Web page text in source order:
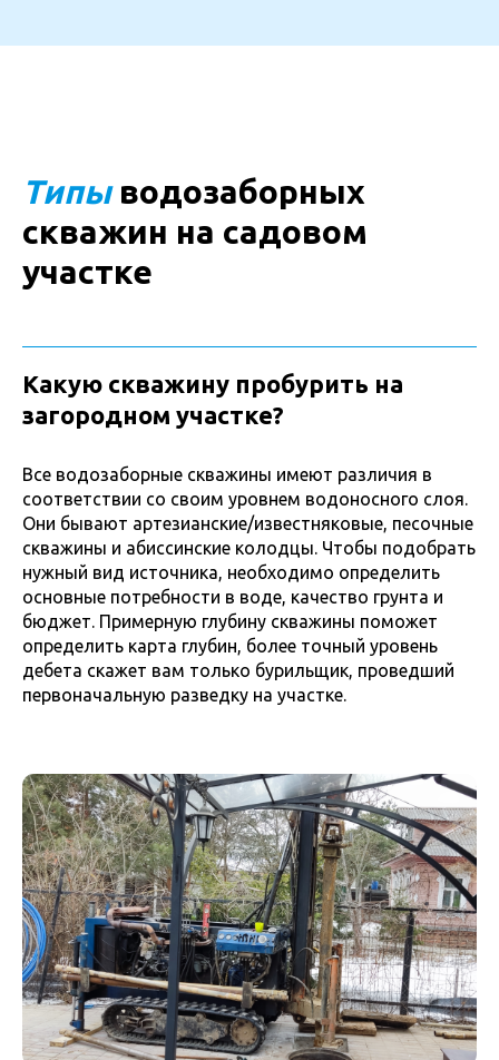
Типыводозаборных
скважин на садовом
участке
Какую скважину пробурить на
загородном участке?
Все водозаборные скважины имеют различия в
соответствии со своим уровнем водоносного слоя.
Они бывают артезианские/известняковые, песочные
скважины и абиссинские колодцы. Чтобы подобрать
нужный вид источника, необходимо определить
основные потребности в воде, качество грунта и
бюджет. Примерную глубину скважины поможет
определить карта глубин, более точный уровень
дебета скажет вам только бурильщик, проведший
первоначальную разведку на участке.